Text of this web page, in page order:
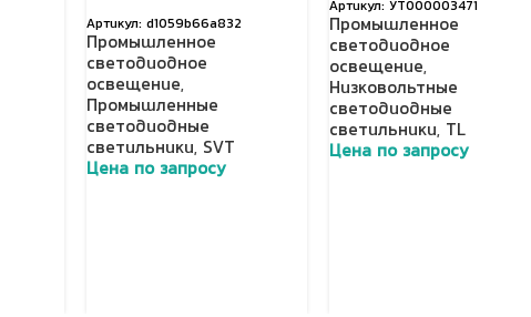
d1059b66a832
Промышленное
светодиодное
освещение,
Промышленные
светодиодные
светильники, SVT
Цена по запросу
УТ000003471
Промышленное
светодиодное
освещение,
Низковольтные
светодиодные
светильники, TL
Цена по запросу